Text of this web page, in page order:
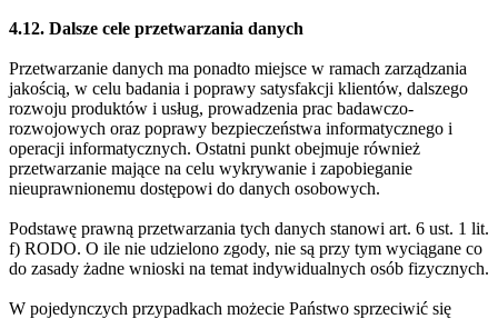
4.12. Dalsze cele przetwarzania danych
Przetwarzanie danych ma ponadto miejsce w ramach zarządzania
jakością, w celu badania i poprawy satysfakcji klientów, dalszego
rozwoju produktów i usług, prowadzenia prac badawczo-
rozwojowych oraz poprawy bezpieczeństwa informatycznego i
operacji informatycznych. Ostatni punkt obejmuje również
przetwarzanie mające na celu wykrywanie i zapobieganie
nieuprawnionemu dostępowi do danych osobowych.
Podstawę prawną przetwarzania tych danych stanowi art. 6 ust. 1 lit.
f) RODO. O ile nie udzielono zgody, nie są przy tym wyciągane co
do zasady żadne wnioski na temat indywidualnych osób fizycznych.
W pojedynczych przypadkach możecie Państwo sprzeciwić się